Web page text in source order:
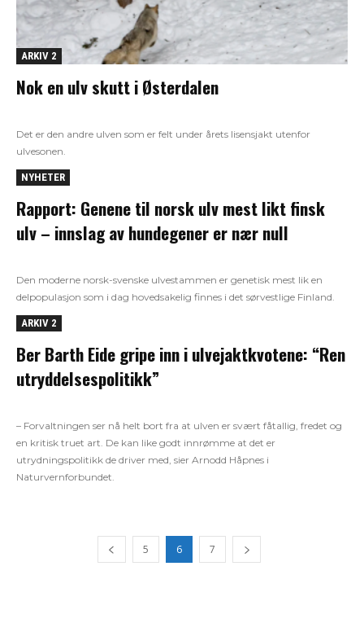
ARKIV 2
Nok en ulv skutt i Østerdalen
Det er den andre ulven som er felt under årets lisensjakt utenfor
ulvesonen.
NYHETER
Rapport: Genene til norsk ulv mest likt finsk
ulv – innslag av hundegener er nær null
Den moderne norsk-svenske ulvestammen er genetisk mest lik en
delpopulasjon som i dag hovedsakelig finnes i det sørvestlige Finland.
ARKIV 2
Ber Barth Eide gripe inn i ulvejaktkvotene: “Ren
utryddelsespolitikk”
– Forvaltningen ser nå helt bort fra at ulven er svært fåtallig, fredet og
en kritisk truet art. De kan like godt innrømme at det er
utrydningspolitikk de driver med, sier Arnodd Håpnes i
Naturvernforbundet.
5 6 7